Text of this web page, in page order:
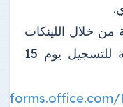
من خلال اللينكات
التالية ، مع العلم أن آخر فرصة للتسجيل يوم 15